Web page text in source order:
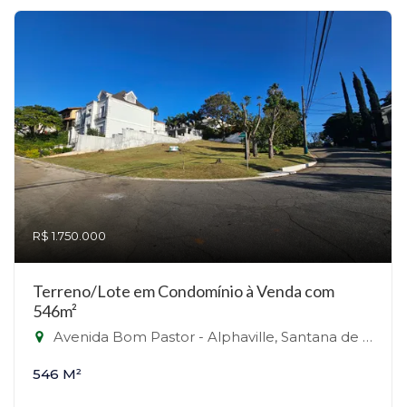
R$ 1.750.000
Terreno/Lote em Condomínio à Venda com
546m²
Avenida Bom Pastor - Alphaville, Santana de Parnaíba-SP
546 M²